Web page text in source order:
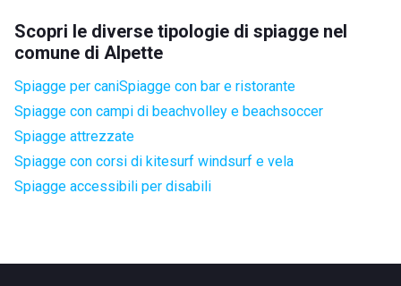
Scopri le diverse tipologie di spiagge nel
comune di Alpette
Spiagge per caniSpiagge con bar e ristorante
Spiagge con campi di beachvolley e beachsoccer
Spiagge attrezzate
Spiagge con corsi di kitesurf windsurf e vela
Spiagge accessibili per disabili